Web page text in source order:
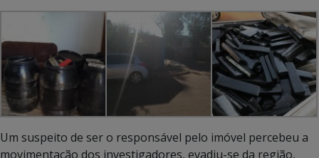
Um suspeito de ser o responsável pelo imóvel percebeu a
movimentação dos investigadores, evadiu-se da região,